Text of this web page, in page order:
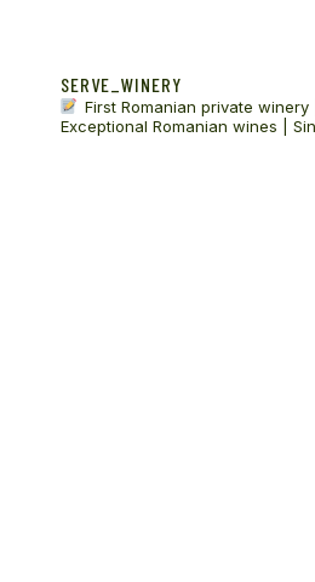
SERVE_WINERY
First Romanian private winery
Exceptional Romanian wines |